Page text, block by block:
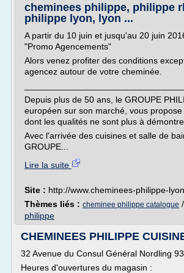
cheminees philippe, philippe
philippe lyon, lyon ...
A partir du 10 juin et jusqu'au 20 juin
"Promo Agencements"
Alors venez profiter des conditions
agencez autour de votre cheminée.
Depuis plus de 50 ans, le GROUPE
européen sur son marché, vous
dont les qualités ne sont plus à
Avec l'arrivée des cuisines et salle de
GROUPE...
Lire la suite
Site : http://www.cheminees-philippe-
Thèmes liés : cheminee philippe catalogue /
philippe
CHEMINEES PHILIPPE
32 Avenue du Consul Général Nordling
Heures d'ouvertures du magasin :